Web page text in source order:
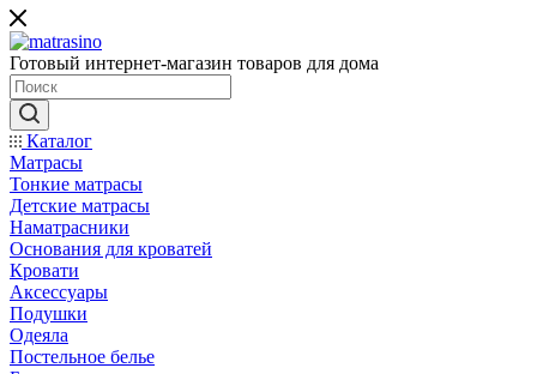
Готовый интернет-магазин товаров для дома
Каталог
Матрасы
Тонкие матрасы
Детские матрасы
Наматрасники
Основания для кроватей
Кровати
Аксессуары
Подушки
Одеяла
Постельное белье